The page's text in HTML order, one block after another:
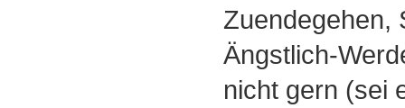
Zuendegehen,
Ängstlich-
nicht gern (sei